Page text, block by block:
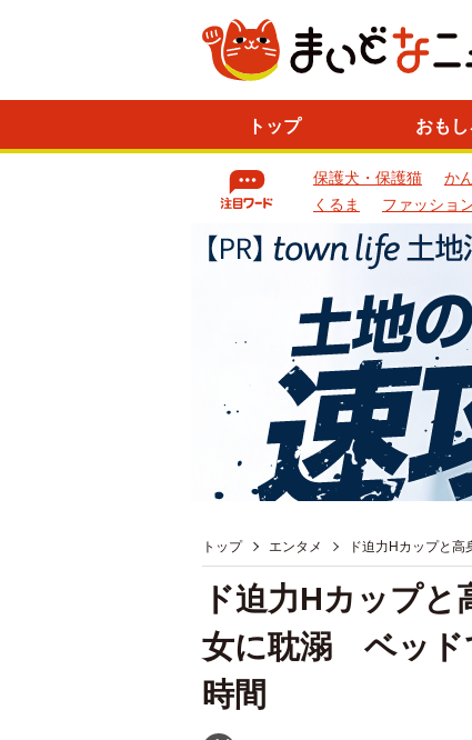
トップ おもし
保護犬・保護猫 か
くるま
ファッショ
トップ エンタメ ド迫力Hカップと
ド迫力Hカップ
女に耽溺 ベッド
時間